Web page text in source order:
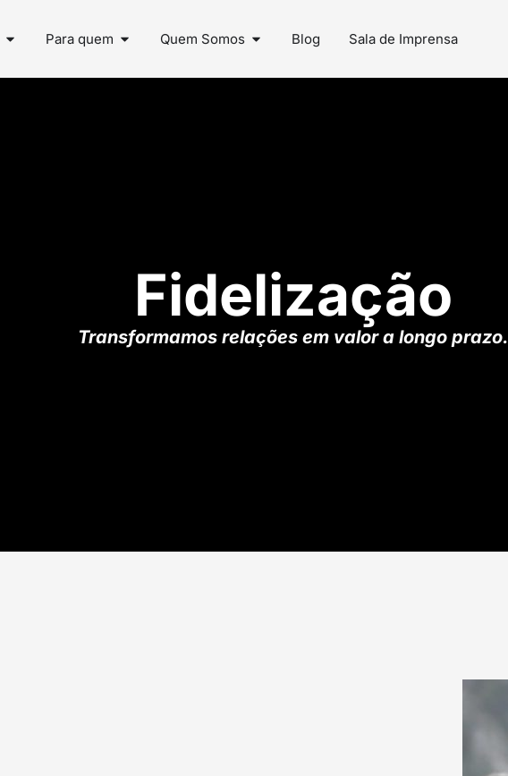
Para quem Quem Somos Blog Sala de Imprensa
Fidelização
Transformamos relações em valor a longo prazo.